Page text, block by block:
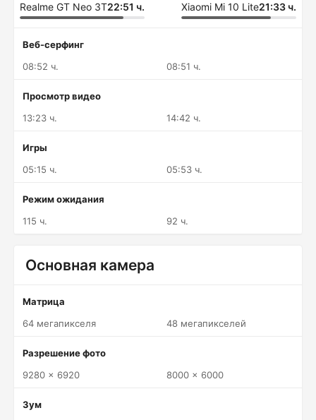
Realme GT Neo 3T22:51 ч. Xiaomi Mi 10 Lite21:33 ч.
Веб-серфинг
08:52 ч.
08:51 ч.
Просмотр видео
13:23 ч.
14:42 ч.
Игры
05:15 ч.
05:53 ч.
Режим ожидания
115 ч.
92 ч.
Основная камера
Матрица
64 мегапикселя
48 мегапикселей
Разрешение фото
9280 x 6920
8000 x 6000
Зум